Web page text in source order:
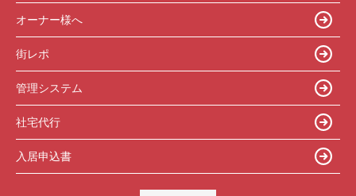
オーナー様へ
街レポ
管理システム
社宅代行
入居申込書